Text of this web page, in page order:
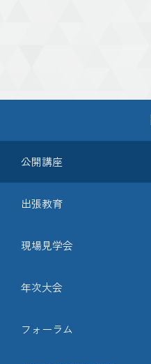
公開講座
出張教育
現場見学会
年次大会
フォーラム